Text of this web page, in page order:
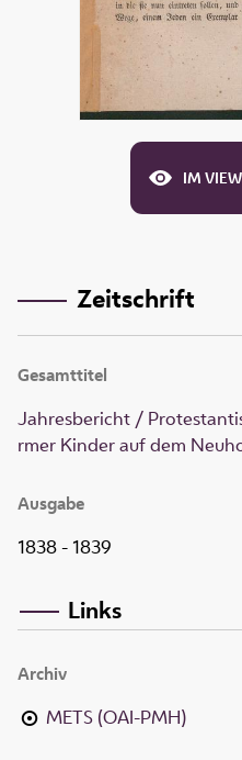
IM
Zeitschrift
Gesamttitel
Jahresbericht /
rmer Kinder auf dem
Ausgabe
1838 - 1839
Links
Archiv
METS (OAI-PMH)